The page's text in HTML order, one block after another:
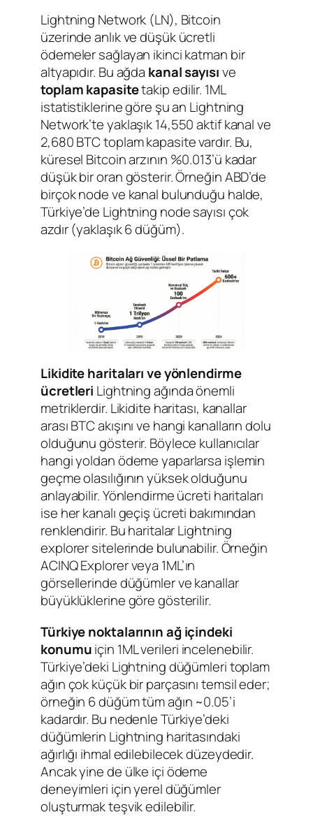
Lightning Network (LN), Bitcoin
üzerinde anlık ve düşük ücretli
ödemeler sağlayan ikinci katman bir
altyapıdır. Bu ağda kanal sayısıve
toplam kapasitetakip edilir. 1ML
istatistiklerine göre şu an Lightning
Network’te yaklaşık 14,550 aktif kanal ve
2,680 BTC toplam kapasite vardır. Bu,
küresel Bitcoin arzının %0.013’ü kadar
düşük bir oran gösterir. Örneğin ABD’de
birçok node ve kanal bulunduğu halde,
Türkiye’de Lightning node sayısı çok
azdır (yaklaşık 6 düğüm).
Likidite haritaları ve yönlendirme
ücretleri Lightning ağında önemli
metriklerdir. Likidite haritası, kanallar
arası BTC akışını ve hangi kanalların dolu
olduğunu gösterir. Böylece kullanıcılar
hangi yoldan ödeme yaparlarsa işlemin
geçme olasılığının yüksek olduğunu
anlayabilir. Yönlendirme ücreti haritaları
ise her kanalı geçiş ücreti bakımından
renklendirir. Bu haritalar Lightning
explorer sitelerinde bulunabilir. Örneğin
ACINQ Explorer veya 1ML’ın
görsellerinde düğümler ve kanallar
büyüklüklerine göre gösterilir.
Türkiye noktalarının ağ içindeki
konumuiçin 1ML verileri incelenebilir.
Türkiye’deki Lightning düğümleri toplam
ağın çok küçük bir parçasını temsil eder;
örneğin 6 düğüm tüm ağın ~0.05’i
kadardır. Bu nedenle Türkiye’deki
düğümlerin Lightning haritasındaki
ağırlığı ihmal edilebilecek düzeydedir.
Ancak yine de ülke içi ödeme
deneyimleri için yerel düğümler
oluşturmak teşvik edilebilir.